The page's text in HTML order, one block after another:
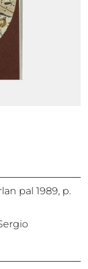
pal 1989, p.